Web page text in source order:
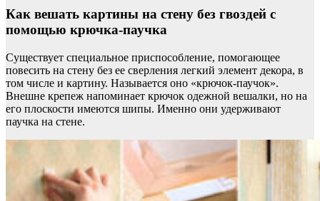
Как вешать картины на стену без гвоздей с
помощью крючка-паучка
Существует специальное приспособление, помогающее
повесить на стену без ее сверления легкий элемент декора, в
том числе и картину. Называется оно «крючок-паучок».
Внешне крепеж напоминает крючок одежной вешалки, но на
его плоскости имеются шипы. Именно они удерживают
паучка на стене.